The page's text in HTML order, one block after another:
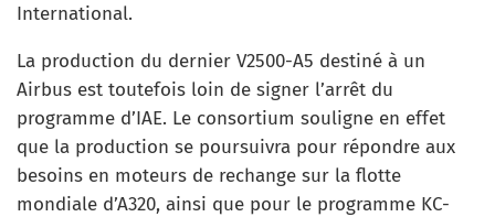
International.
La production du dernier V2500-A5 destiné à un
Airbus est toutefois loin de signer l’arrêt du
programme d’IAE. Le consortium souligne en effet
que la production se poursuivra pour répondre aux
besoins en moteurs de rechange sur la flotte
mondiale d’A320, ainsi que pour le programme KC-